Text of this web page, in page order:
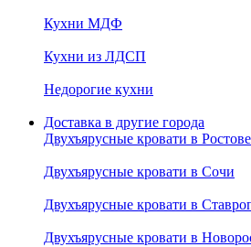
Кухни МДФ
Кухни из ЛДСП
Недорогие кухни
Доставка в другие города
Двухъярусные кровати в
Двухъярусные кровати в Сочи
Двухъярусные кровати в
Двухъярусные кровати в